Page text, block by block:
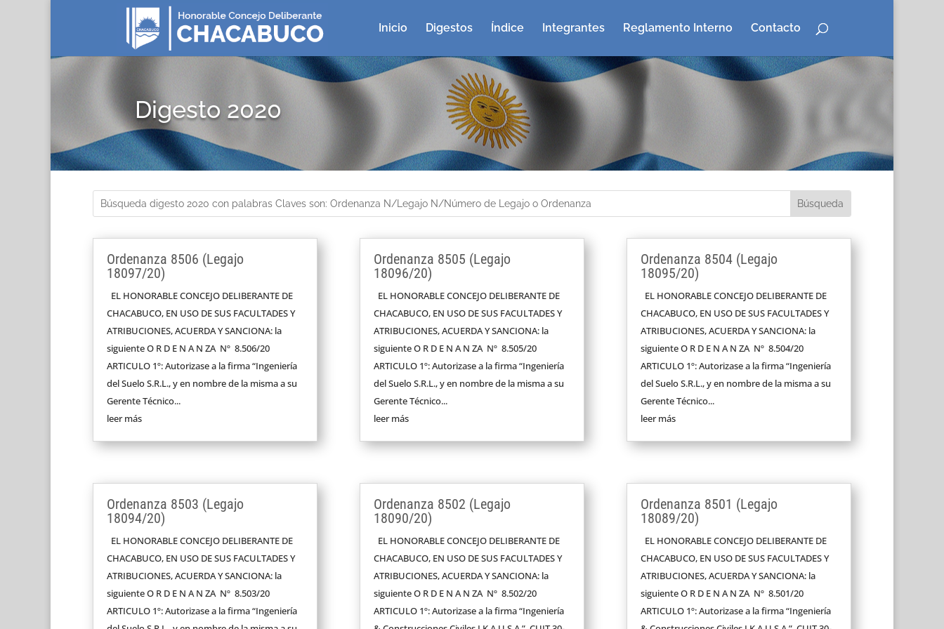
Inicio Digestos Índice Integrantes Reglamento Interno Contacto
Digesto 2020
Ordenanza 8506 (Legajo
18097/20)
EL HONORABLE CONCEJO DELIBERANTE DE
CHACABUCO, EN USO DE SUS FACULTADES Y
ATRIBUCIONES, ACUERDA Y SANCIONA: la
siguiente O R D E N A N ZA Nº 8.506/20
ARTICULO 1º: Autorizase a la firma “Ingeniería
del Suelo S.R.L., y en nombre de la misma a su
Gerente Técnico...
leer más
Ordenanza 8503 (Legajo
18094/20)
EL HONORABLE CONCEJO DELIBERANTE DE
CHACABUCO, EN USO DE SUS FACULTADES Y
ATRIBUCIONES, ACUERDA Y SANCIONA: la
siguiente O R D E N A N ZA Nº 8.503/20
ARTICULO 1º: Autorizase a la firma “Ingeniería
Ordenanza 8505 (Legajo
18096/20)
EL HONORABLE CONCEJO DELIBERANTE DE
CHACABUCO, EN USO DE SUS FACULTADES Y
ATRIBUCIONES, ACUERDA Y SANCIONA: la
siguiente O R D E N A N ZA Nº 8.505/20
ARTICULO 1º: Autorizase a la firma “Ingeniería
del Suelo S.R.L., y en nombre de la misma a su
Gerente Técnico...
leer más
Ordenanza 8502 (Legajo
18090/20)
EL HONORABLE CONCEJO DELIBERANTE DE
CHACABUCO, EN USO DE SUS FACULTADES Y
ATRIBUCIONES, ACUERDA Y SANCIONA: la
siguiente O R D E N A N ZA Nº 8.502/20
ARTICULO 1º: Autorizase a la firma “Ingeniería
Ordenanza 8504 (Legajo
18095/20)
EL HONORABLE CONCEJO DELIBERANTE DE
CHACABUCO, EN USO DE SUS FACULTADES Y
ATRIBUCIONES, ACUERDA Y SANCIONA: la
siguiente O R D E N A N ZA Nº 8.504/20
ARTICULO 1º: Autorizase a la firma “Ingeniería
del Suelo S.R.L., y en nombre de la misma a su
Gerente Técnico...
leer más
Ordenanza 8501 (Legajo
18089/20)
EL HONORABLE CONCEJO DELIBERANTE DE
CHACABUCO, EN USO DE SUS FACULTADES Y
ATRIBUCIONES, ACUERDA Y SANCIONA: la
siguiente O R D E N A N ZA Nº 8.501/20
ARTICULO 1º: Autorizase a la firma “Ingeniería